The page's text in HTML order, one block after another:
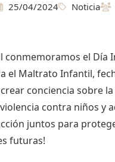
25/04/2024 Noticia
conmemoramos el Día
el Maltrato Infantil,
conciencia sobre
contra niños y
juntos para
futuras!